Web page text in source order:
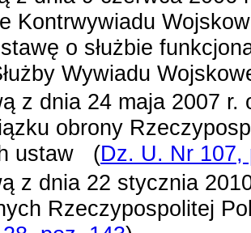
Kontrwywiadu
o służbie
Wywiadu
z dnia 24 maja 2007
obrony
ustaw
(Dz. U. Nr 107,
z dnia 22 stycznia
Rzeczypospolitej